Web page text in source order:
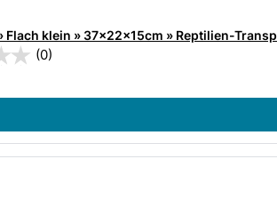
Flach klein » 37x22x15cm » Reptilien-
(0)